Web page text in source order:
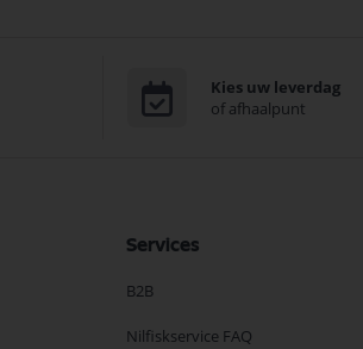
Kies uw leverdag
of afhaalpunt
Services
B2B
Nilfiskservice FAQ